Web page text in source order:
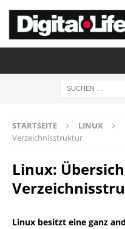
STARTSEITE LINUX
Verzeichnisstruktur
Linux:
Linux besitzt eine ganz